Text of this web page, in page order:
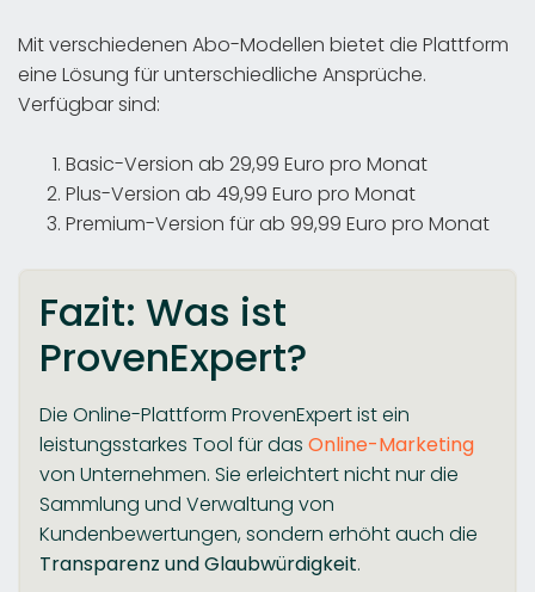
Mit verschiedenen Abo-Modellen bietet die Plattform
eine Lösung für unterschiedliche Ansprüche.
Verfügbar sind:
Basic-Version ab 29,99 Euro pro Monat
Plus-Version ab 49,99 Euro pro Monat
Premium-Version für ab 99,99 Euro pro Monat
Fazit: Was ist
ProvenExpert?
Die Online-Plattform ProvenExpert ist ein
leistungsstarkes Tool für das Online-Marketing
von Unternehmen. Sie erleichtert nicht nur die
Sammlung und Verwaltung von
Kundenbewertungen, sondern erhöht auch die
Transparenz und Glaubwürdigkeit.